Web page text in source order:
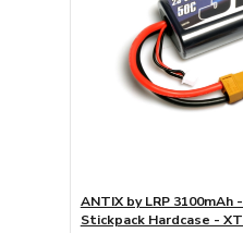
ANTIX by LRP 3100mAh
Stickpack Hardcase -